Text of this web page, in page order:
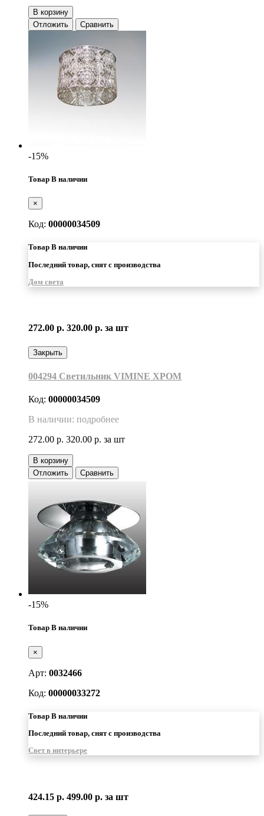
В корзину
Отложить
Сравнить
-15%
Товар В наличии
×
Код: 00000034509
Товар В наличии
Последний товар, снят с производства
Дом света
272.00 р. 320.00 р. за шт
Закрыть
004294 Светильник VIMINE ХРОМ
Код: 00000034509
В наличии: подробнее
272.00 р. 320.00 р. за шт
В корзину
Отложить
Сравнить
-15%
Товар В наличии
×
Арт: 0032466
Код: 00000033272
Товар В наличии
Последний товар, снят с производства
Свет в интерьере
424.15 р. 499.00 р. за шт